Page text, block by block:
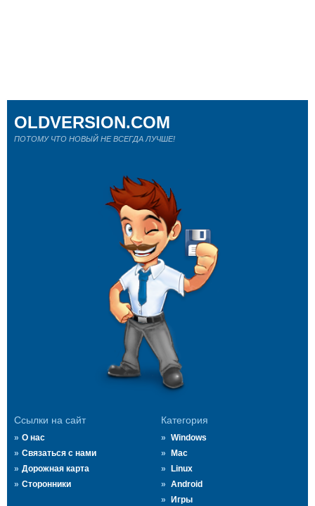
Ссылки на сайт
О нас
Связаться с нами
Дорожная карта
Сторонники
Категория
Windows
Mac
Linux
Android
Игры
OLDVERSION.COM
ПОТОМУ ЧТО НОВЫЙ НЕ ВСЕГДА ЛУЧШЕ!